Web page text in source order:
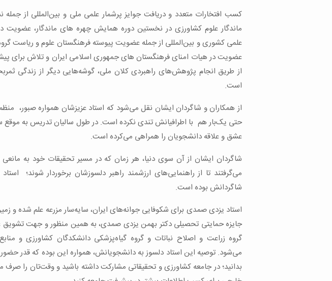
کسب افتخارات متعدد و دریافت جوایز پرشمار علمی ملی و بین‌المللی از
ماندگار علوم کشاورزی در نخستین دوره همایش چهره های ماندگار، عضویت
علمی کشوری و بین‌المللی از جمله عضویت پیوسته فرهنگستان علوم و ریاست
عضویت در هیات امنای فرهنگستان های جمهوری اسلامی ایران و تلاش برای
از طریق انجام پژوهش‌های راهبردی کلان ملی، گوشه‌هایی دیگر از زندگی
است.
از همکاران و شاگردان ایشان نقل می‌شود که استاد عزیزشان همواره صبور،
حتی یک‌بار هم با اطرافیانش تندی نکرده است. در طول سالیان تدریس به
عشق و علاقه دانشجویان را همراهی می‌کرده است.
شاگردان ایشان از آن سوی دنیا، هر زمان که در مسیر تحقیقات خود به
می‌گرفتند تا از راهنمایی‌‌های ارزشمند راهبر دلسوزشان برخوردار شوند؛
شاگردانش بوده‌ است.
استاد یزدی صمدی برای شکوفایی جوانه‌های ایران، سایه‌سار مزرعه‌ علم شده و
جایزه حمایتی تحصیلی دکتر بهمن یزدی صمدی، به همین منظور و جهت تشویق
گروه زراعت و اصلاح نباتات و گروه گیاه‌پزشکی دانشکدگان کشاورزی و
می‌شود. توصیه این استاد دلسوز به دانشجویانش،‌ همواره این بوده که قدر حضور
بدانید؛ در جامعه کشاورزی و تحقیقاتی مشارکت داشته باشید و وقت‌تان را صرف